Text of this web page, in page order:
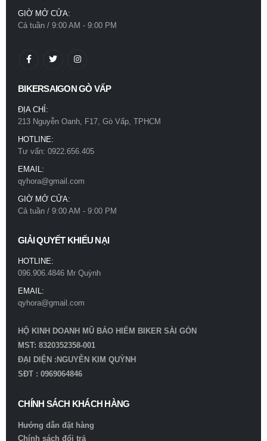
GIỜ MỞ CỬA:
Cả tuần / 9:00 AM - 9:00 PM
BIKERSAIGON GÒ VẤP
ĐỊA CHỈ:
213 Nguyễn Oanh, F17, Gò Vấp, TPHCM
HOTLINE:
Tư vấn: 0922.656.405
EMAIL:
qyhora@gmail.com
GIỜ MỞ CỬA:
Cả tuần / 9:00 AM - 9:00 PM
GIẢI QUYẾT KHIẾU NẠI
HOTLINE:
096.906.4846 Mr Quỳnh
EMAIL:
qyhora@gmail.com
HỘ KINH DOANH MŨ BẢO HIỂM BIKER SÀI GÒN
MST: 8320352358-001
ĐẠI DIỆN :NGUYỄN KIM QUỲNH
SĐT : 0969064846
CHÍNH SÁCH KHÁCH HÀNG
Hướng dẫn đặt hàng
Chính sách đổi trả